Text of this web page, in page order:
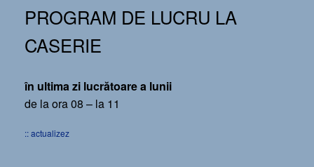
PROGRAM DE LUCRU LA
CASERIE
în ultima zi lucrătoare a lunii
de la ora 08 – la 11
:: actualizez